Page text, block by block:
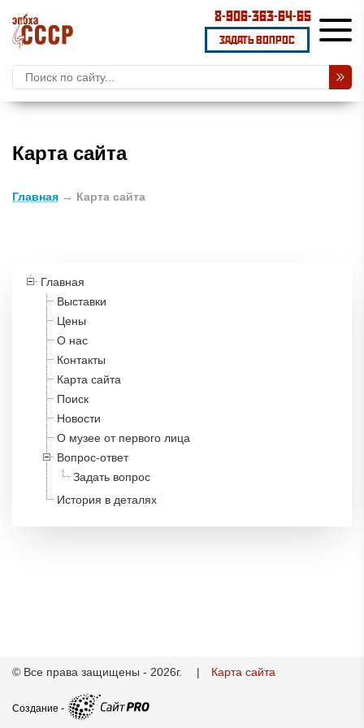
ЗАДАТЬ ВОПРОС
8-906-363-64-65
Карта сайта
Главная → Карта сайта
Главная
Выставки
Цены
О нас
Контакты
Карта сайта
Поиск
Новости
О музее от первого лица
Вопрос-ответ
Задать вопрос
История в деталях
© Все права защищены - 2026г. | Карта сайта
Создание -